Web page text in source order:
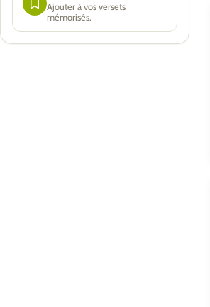
Ajouter à vos versets
mémorisés.